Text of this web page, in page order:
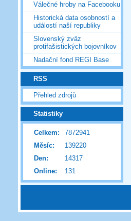
Válečné hroby na Facebooku
Historická data osobností a
událostí naší republiky
Slovenský zväz
protifašistických bojovníkov
Nadační fond REGI Base
RSS
Přehled zdrojů
Statistiky
Online: 131
Celkem:
7872941
Měsíc:
139220
Den:
14317